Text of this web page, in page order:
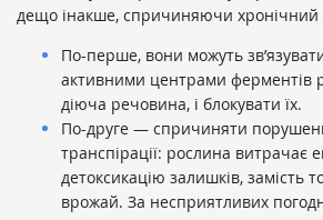
дещо інакше, спричиняючи хронічний
По-перше, вони можуть
активними центрами ферментів
діюча речовина, і блокувати їх.
По-друге — спричиняти
транспірації: рослина витрачає
детоксикацію залишків, замість
врожай. За несприятливих